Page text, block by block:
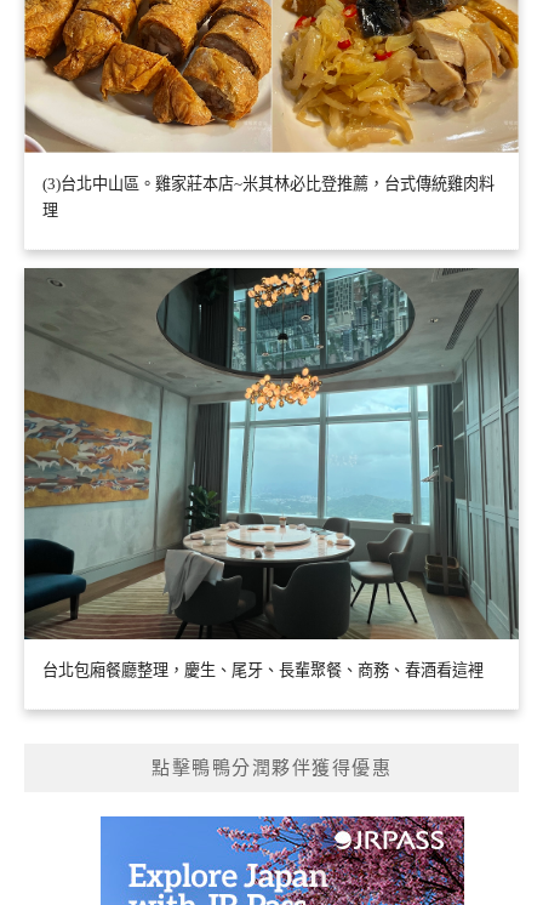
(3)台北中山區。雞家莊本店~米其林必比登推薦，台式傳統雞肉料
理
台北包廂餐廳整理，慶生、尾牙、長輩聚餐、商務、春酒看這裡
點擊鴨鴨分潤夥伴獲得優惠